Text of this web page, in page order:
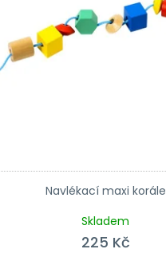
Navlékací maxi korále
Skladem
225 Kč